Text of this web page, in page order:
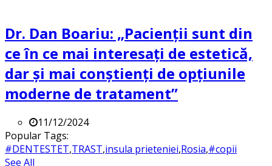
Dr. Dan Boariu: „Pacienții sunt din
ce în ce mai interesați de estetică,
dar și mai conștienți de opțiunile
moderne de tratament”
11/12/2024
Popular Tags:
#DENTESTET,TRAST,insula prieteniei,Rosia,#copii
See All